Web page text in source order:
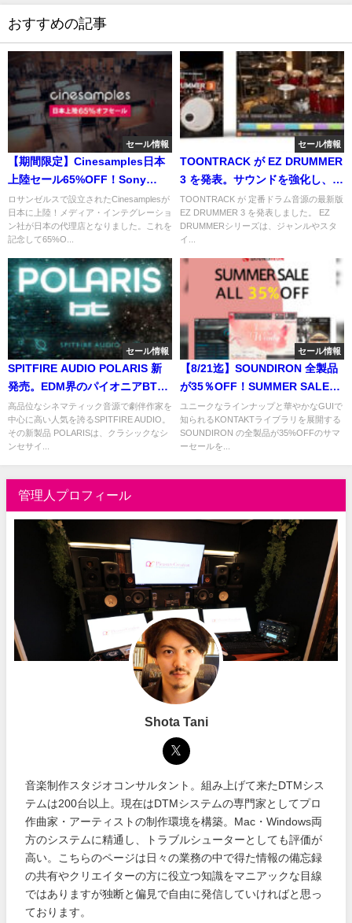
おすすめの記事
セール情報
【期間限定】Cinesamples日本
上陸セール65%OFF！Sony
Scoring Stage収録のハリウッド
サウンドで収録されたオーケス
トラ/シネマティック音源
ロサンゼルスで設立されたCinesamplesが
日本に上陸！メディア・インテグレーショ
ン社が日本の代理店となりました。これを
記念して65%O...
セール情報
TOONTRACK が EZ DRUMMER
3 を発表。サウンドを強化し、よ
りスピーディーな制作を実現！
TOONTRACK が 定番ドラム音源の最新版
EZ DRUMMER 3 を発表しました。 EZ
DRUMMERシリーズは、ジャンルやスタ
イ...
セール情報
SPITFIRE AUDIO POLARIS 新
発売。EDM界のパイオニアBTと
のコラボが実現したシンセティ
ックな弦楽オーケストラ音源
高品位なシネマティック音源で劇伴作家を
中心に高い人気を誇るSPITFIRE AUDIO。
その新製品 POLARISは、クラシックなシ
ンセサイ...
セール情報
【8/21迄】SOUNDIRON 全製品
が35％OFF！SUMMER SALEを
開催中！
ユニークなラインナップと華やかなGUIで
知られるKONTAKTライブラリを展開する
SOUNDIRON の全製品が35%OFFのサマ
ーセールを...
管理人プロフィール
Shota Tani
音楽制作スタジオコンサルタント。組み上げて来たDTMシス
テムは200台以上。現在はDTMシステムの専門家としてプロ
作曲家・アーティストの制作環境を構築。Mac・Windows両
方のシステムに精通し、トラブルシューターとしても評価が
高い。こちらのページは日々の業務の中で得た情報の備忘録
の共有やクリエイターの方に役立つ知識をマニアックな目線
ではありますが独断と偏見で自由に発信していければと思っ
ております。